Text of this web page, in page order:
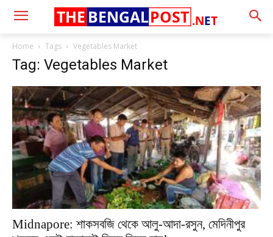
.NET
THE BENGALPOST
Home Tags Vegetables Market
Tag: Vegetables Market
Midnapore: শাকসবজি থেকে আলু-আদা-রসুন, মেদিনীপুর